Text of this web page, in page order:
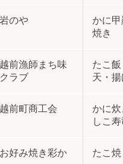
岩のや
かに
焼き
越前漁師まち味
クラブ
たこ
天・揚
越前町商工会
かに
しこ寿
お好み焼き彩か たこ